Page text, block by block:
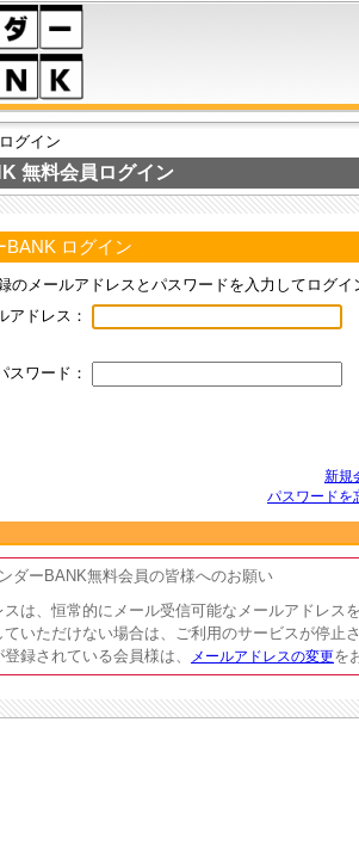
グイン
無料会員ログイン
BANK ログイン
のメールアドレスとパスワードを入力してログイ
アドレス：
スワード：
新規
パスワードを
ダーBANK無料会員の皆様へのお願い
スは、恒常的にメール受信可能なメールアドレス
ていただけない場合は、ご利用のサービスが停止
録されている会員様は、
メールアドレスの変更を